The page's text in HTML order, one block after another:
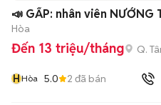
📣 GẤP: nhân viên NƯỚNG
Hòa
Đến 13 triệu/tháng Q.
HHòa 5.0 2 đã bán